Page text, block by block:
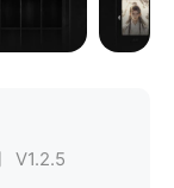
V1.2.5